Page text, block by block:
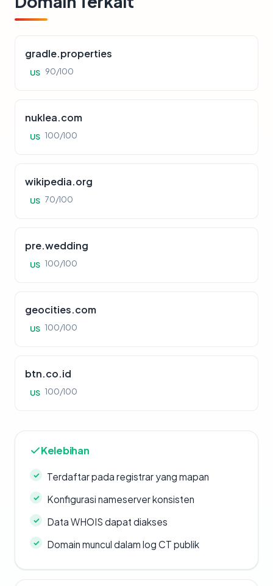
gradle.properties
US 90/100
nuklea.com
US 100/100
wikipedia.org
US 70/100
pre.wedding
US 100/100
geocities.com
US 100/100
btn.co.id
US 100/100
Kelebihan
Terdaftar pada registrar yang mapan
Konfigurasi nameserver konsisten
Data WHOIS dapat diakses
Domain muncul dalam log CT publik